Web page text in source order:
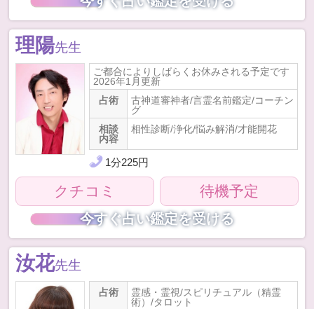
理陽先生
ご都合によりしばらくお休みされる予定です
2026年1月更新
占術
古神道審神者/言霊名前鑑定/コーチン
グ
相談
内容
相性診断/浄化/悩み解消/才能開花
1分225円
クチコミ 待機予定
今すぐ占い鑑定を受ける
汝花先生
占術
霊感・霊視/スピリチュアル（精霊
術）/タロット